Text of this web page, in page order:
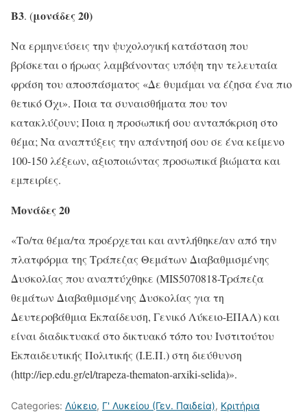
Β3. (μονάδες 20)
Να ερμηνεύσεις την ψυχολογική κατάσταση που
βρίσκεται ο ήρωας λαμβάνοντας υπόψη την τελευταία
φράση του αποσπάσματος «Δε θυμάμαι να έζησα ένα πιο
θετικό Όχι». Ποια τα συναισθήματα που τον
κατακλύζουν; Ποια η προσωπική σου ανταπόκριση στο
θέμα; Να αναπτύξεις την απάντησή σου σε ένα κείμενο
100-150 λέξεων, αξιοποιώντας προσωπικά βιώματα και
εμπειρίες.
Μονάδες 20
«Το/τα θέμα/τα προέρχεται και αντλήθηκε/αν από την
πλατφόρμα της Τράπεζας Θεμάτων Διαβαθμισμένης
Δυσκολίας που αναπτύχθηκε (MIS5070818-Tράπεζα
θεμάτων Διαβαθμισμένης Δυσκολίας για τη
Δευτεροβάθμια Εκπαίδευση, Γενικό Λύκειο-ΕΠΑΛ) και
είναι διαδικτυακά στο δικτυακό τόπο του Ινστιτούτου
Εκπαιδευτικής Πολιτικής (Ι.Ε.Π.) στη διεύθυνση
(http://iep.edu.gr/el/trapeza-thematon-arxiki-selida)».
Categories: Λύκειο, Γ' Λυκείου (Γεν. Παιδεία), Κριτήρια